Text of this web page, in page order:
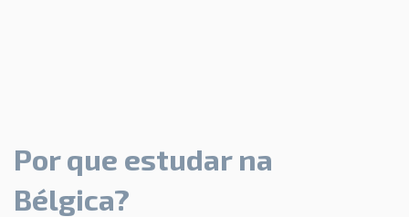
Por que estudar na
Bélgica?